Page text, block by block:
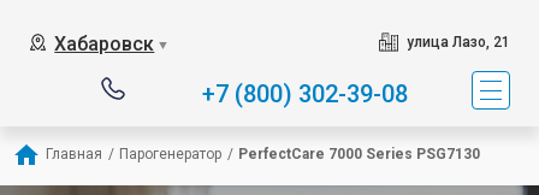
Хабаровск ▼ улица Лазо, 21
+7 (800) 302-39-08
Главная / Парогенератор / PerfectCare 7000 Series PSG7130